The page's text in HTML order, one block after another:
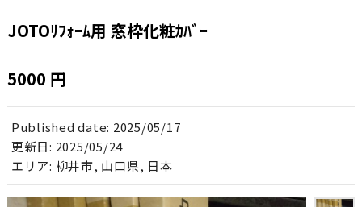
JOTOﾘﾌｫｰﾑ用 窓枠化粧ｶﾊﾞｰ
5000 円
Published date: 2025/05/17
更新日: 2025/05/24
エリア: 柳井市, 山口県, 日本